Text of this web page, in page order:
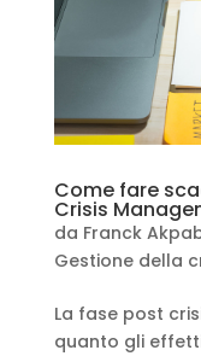
Come fare
Crisis
da Franck
Gestione della
La fase post
quanto gli